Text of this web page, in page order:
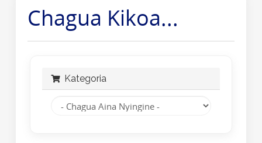
Chagua Kikoa...
Kategoria